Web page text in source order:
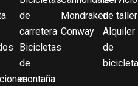
de
carretera
Bicicletas
de
montaña
Mondraker
Conway
de taller
Alquiler
de